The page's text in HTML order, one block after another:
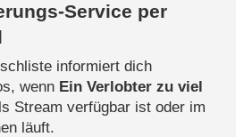
Service per
informiert dich
wenn Ein Verlobter zu viel
Stream verfügbar ist oder im
läuft.